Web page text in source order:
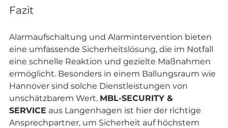
Fazit
Alarmaufschaltung und Alarmintervention bieten
eine umfassende Sicherheitslösung, die im Notfall
eine schnelle Reaktion und gezielte Maßnahmen
ermöglicht. Besonders in einem Ballungsraum wie
Hannover sind solche Dienstleistungen von
unschätzbarem Wert. MBL-SECURITY &
SERVICE aus Langenhagen ist hier der richtige
Ansprechpartner, um Sicherheit auf höchstem